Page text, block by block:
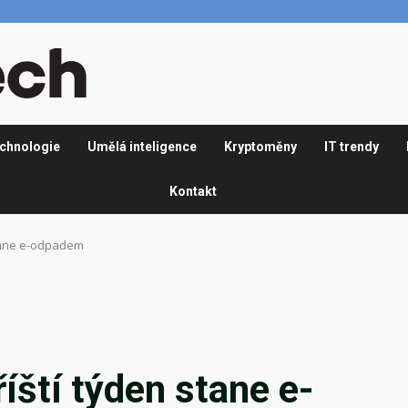
Umělá inteligence Kryptoměny IT trendy
Kontakt
e-odpadem
týden stane e-